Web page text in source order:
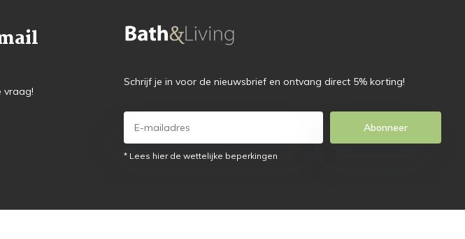
vraag!
Schrijf je in voor de nieuwsbrief en ontvang direct 5% korting!
Abonneer
* Lees hier de wettelijke beperkingen